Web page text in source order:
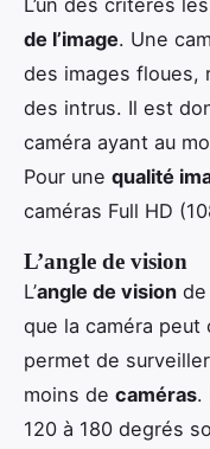
L’un des critères
de l’image. Une
des images floues,
des intrus. Il est
caméra ayant au
Pour une qualité
caméras Full HD
L’angle de vision
L’angle de vision
que la caméra peut
permet de
moins de caméras.
120 à 180 degrés